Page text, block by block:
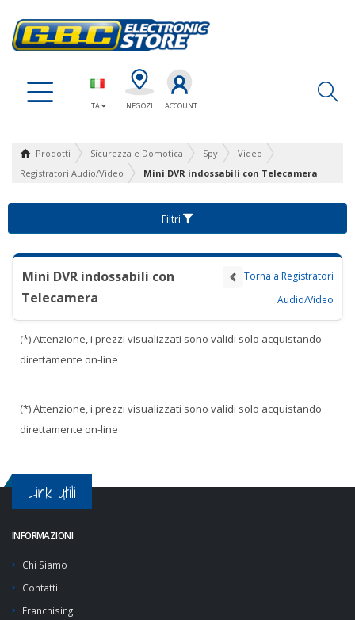
ITA NEGOZI ACCOUNT
Prodotti Sicurezza e Domotica Spy
Video
Registratori Audio/Video
Mini DVR indossabili con Telecamera
Filtri
Mini DVR indossabili con
Telecamera
Torna a Registratori
Audio/Video
(*) Attenzione, i prezzi visualizzati sono validi solo acquistando
direttamente on-line
(*) Attenzione, i prezzi visualizzati sono validi solo acquistando
direttamente on-line
Link Utili
INFORMAZIONI
Chi Siamo
Contatti
Franchising